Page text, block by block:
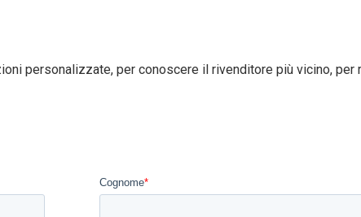
personalizzate, per conoscere il rivenditore più vicino, per